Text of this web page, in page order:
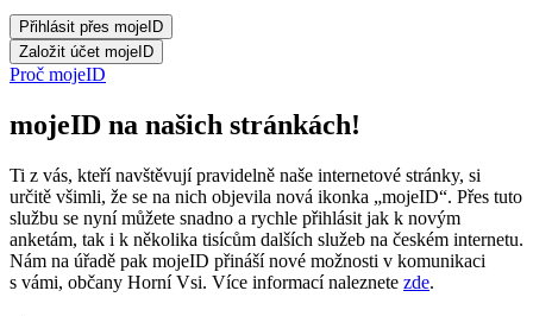
Proč mojeID
mojeID na našich stránkách!
Ti z vás, kteří navštěvují pravidelně naše internetové stránky, si
určitě všimli, že se na nich objevila nová ikonka „mojeID“. Přes tuto
službu se nyní můžete snadno a rychle přihlásit jak k novým
anketám, tak i k několika tisícům dalších služeb na českém internetu.
Nám na úřadě pak mojeID přináší nové možnosti v komunikaci
s vámi, občany Horní Vsi. Více informací naleznete zde.